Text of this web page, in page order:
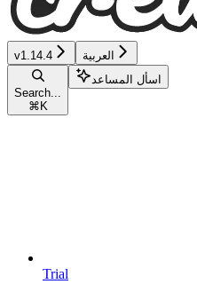
v1.14.4 العربية
Search...
⌘ K
اسأل المساعد
Trial